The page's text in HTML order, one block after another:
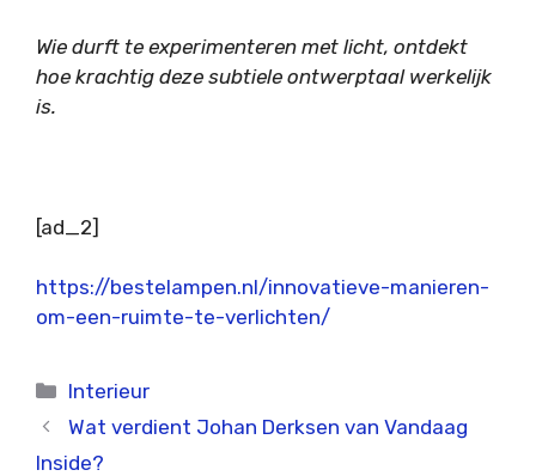
Wie durft te experimenteren met licht, ontdekt
hoe krachtig deze subtiele ontwerptaal werkelijk
is.
[ad_2]
https://bestelampen.nl/innovatieve-manieren-
om-een-ruimte-te-verlichten/
Categorieën
Interieur
Wat verdient Johan Derksen van Vandaag
Inside?